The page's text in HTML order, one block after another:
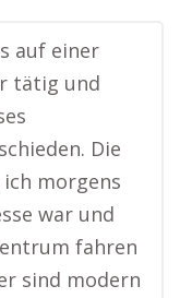
auf einer
tätig und
Die
ich morgens
war und
fahren
sind modern